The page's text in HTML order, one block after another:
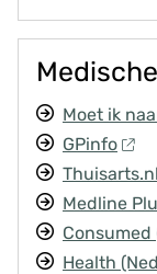
Moet ik
GPinfo
Thuisarts.nl
Medline
Consumed
Health